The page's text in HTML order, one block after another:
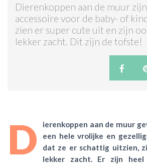
SHOPS
ACTIES & KORTING
Dierenkoppen aan de muur
accessoire voor de baby- of
zien er super cute uit en zijn
lekker zacht. Dit zijn de tofste!
D ierenkoppen aan de muur
een hele vrolijke en
dat ze er schattig uitzien,
lekker zacht. Er zijn heel